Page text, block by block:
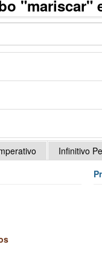
"mariscar"
Infinitivo